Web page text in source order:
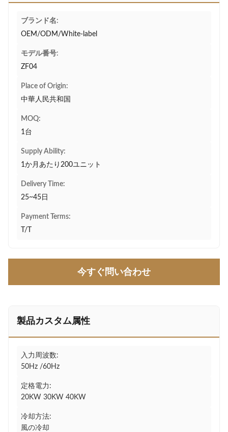
ブランド名:
OEM/ODM/White-label
モデル番号:
ZF04
Place of Origin:
中華人民共和国
MOQ:
1台
Supply Ability:
1か月あたり200ユニット
Delivery Time:
25~45日
Payment Terms:
T/T
今すぐ問い合わせ
製品カスタム属性
入力周波数:
50Hz /60Hz
定格電力:
20KW 30KW 40KW
冷却方法:
風の冷却